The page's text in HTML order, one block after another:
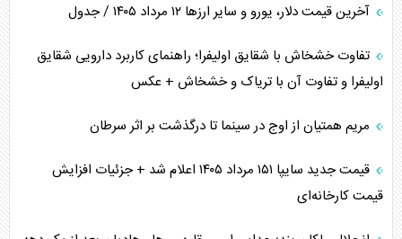
آخرین قیمت دلار، یورو و سایر ارز‌ها ۱۲ مرداد ۱۴۰۵ / جدول
تفاوت خشخاش با شقایق اولیفرا؛ راهنمای کاربرد دارویی شقایق
اولیفرا و تفاوت آن با تریاک و خشخاش + عکس
مریم همتیان از اوج در سینما تا درگذشت بر اثر سرطان
قیمت جدید سایپا ۱۵۱ مرداد ۱۴۰۵ اعلام شد + جزئیات افزایش
قیمت کارخانه‌ای